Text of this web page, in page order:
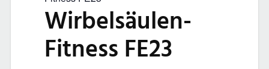
Wirbelsäulen-
Fitness FE23